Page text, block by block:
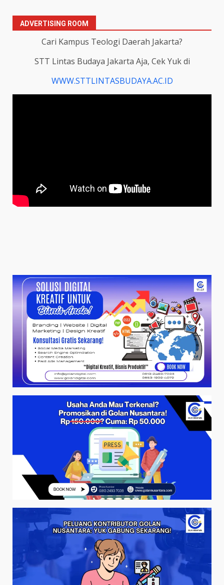
ADVERTISING ROOM
Cari Kampus Teologi Daerah Jakarta?
STT Lintas Budaya Jakarta Aja, Cek Yuk di
WWW.STTLINTASBUDAYA.AC.ID